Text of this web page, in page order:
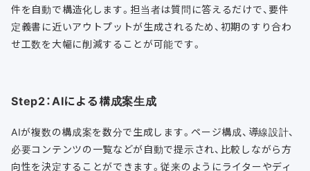
件を自動で構造化します。担当者は質問に答えるだけで、要件
定義書に近いアウトプットが生成されるため、初期のすり合わ
せ工数を大幅に削減することが可能です。
Step2：AIによる構成案生成
AIが複数の構成案を数分で生成します。ページ構成、導線設計、
必要コンテンツの一覧などが自動で提示され、比較しながら方
向性を決定することができます。従来のようにライターやディ